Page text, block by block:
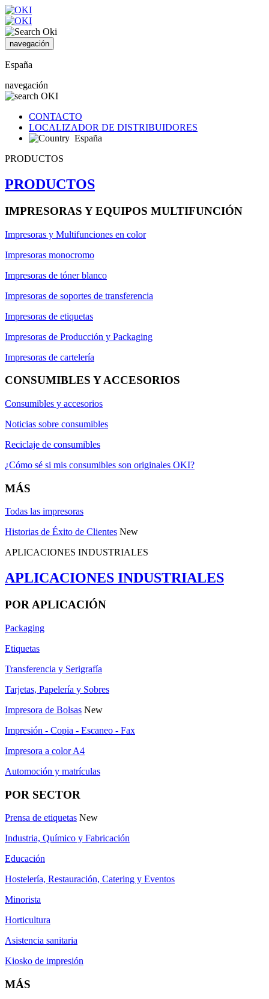
navegación
España
navegación
CONTACTO
LOCALIZADOR DE DISTRIBUIDORES
España
PRODUCTOS
PRODUCTOS
IMPRESORAS Y EQUIPOS MULTIFUNCIÓN
Impresoras y Multifunciones en color
Impresoras monocromo
Impresoras de tóner blanco
Impresoras de soportes de transferencia
Impresoras de etiquetas
Impresoras de Producción y Packaging
Impresoras de cartelería
CONSUMIBLES Y ACCESORIOS
Consumibles y accesorios
Noticias sobre consumibles
Reciclaje de consumibles
¿Cómo sé si mis consumibles son originales OKI?
MÁS
Todas las impresoras
Historias de Éxito de Clientes New
APLICACIONES INDUSTRIALES
APLICACIONES INDUSTRIALES
POR APLICACIÓN
Packaging
Etiquetas
Transferencia y Serigrafía
Tarjetas, Papelería y Sobres
Impresora de Bolsas New
Impresión - Copia - Escaneo - Fax
Impresora a color A4
Automoción y matrículas
POR SECTOR
Prensa de etiquetas New
Industria, Químico y Fabricación
Educación
Hostelería, Restauración, Catering y Eventos
Minorista
Horticultura
Asistencia sanitaria
Kiosko de impresión
MÁS